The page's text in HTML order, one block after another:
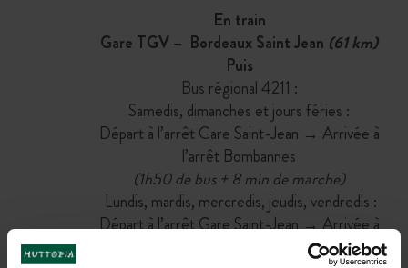
En train
Gare TGV – Bordeaux Saint Jean (61 km)
Puis
Bus régional 4211 :
Samedis, dimanches et jours féries :
Départ à l’arrêt Gare Saint-Jean → Arrivée à
l’arrêt Bombannes
(1h50 de bus + 8 min de marche)
Lundis, mardis, mercredis, jeudis, vendredis :
Départ à l’arrêt Gare Saint-Jean → Arrivée à